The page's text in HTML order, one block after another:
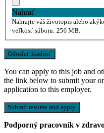
Nahrať
Nahrajte váš životopis alebo
veľkosť súboru: 256 MB.
You can apply to this job and
the link below to submit your
application to this employer.
Podporný pracovník v